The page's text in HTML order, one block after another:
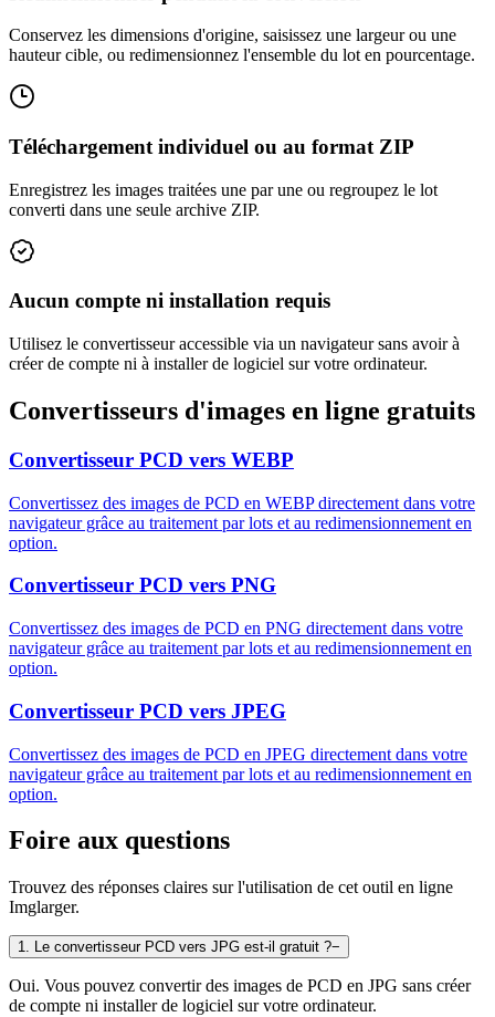
Conservez les dimensions d'origine, saisissez une largeur ou une
hauteur cible, ou redimensionnez l'ensemble du lot en pourcentage.
Téléchargement individuel ou au format ZIP
Enregistrez les images traitées une par une ou regroupez le lot
converti dans une seule archive ZIP.
Aucun compte ni installation requis
Utilisez le convertisseur accessible via un navigateur sans avoir à
créer de compte ni à installer de logiciel sur votre ordinateur.
Convertisseurs d'images en ligne gratuits
Convertisseur PCD vers WEBP
Convertissez des images de PCD en WEBP directement dans votre
navigateur grâce au traitement par lots et au redimensionnement en
option.
Convertisseur PCD vers PNG
Convertissez des images de PCD en PNG directement dans votre
navigateur grâce au traitement par lots et au redimensionnement en
option.
Convertisseur PCD vers JPEG
Convertissez des images de PCD en JPEG directement dans votre
navigateur grâce au traitement par lots et au redimensionnement en
option.
Foire aux questions
Trouvez des réponses claires sur l'utilisation de cet outil en ligne
Imglarger.
1. Le convertisseur PCD vers JPG est-il gratuit ?−
Oui. Vous pouvez convertir des images de PCD en JPG sans créer
de compte ni installer de logiciel sur votre ordinateur.